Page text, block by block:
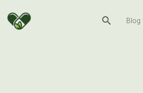
search Blog